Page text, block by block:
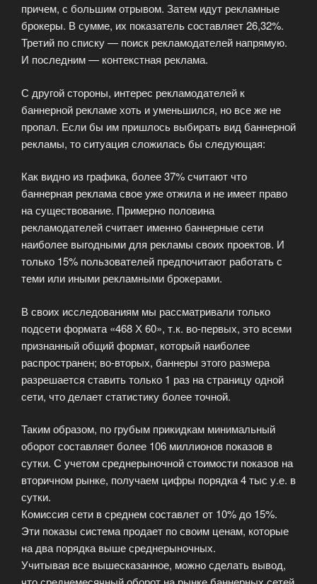
причем, с большим отрывом. Затем идут рекламные
брокеры. В сумме, их показатель составляет 26,32%.
Третий по списку — поиск рекламодателей напрямую.
И последним — контекстная реклама.
С другой стороны, интерес рекламодателей к
баннерной рекламе хоть и уменьшился, но все же не
пропал. Если бы им пришлось выбирать вид баннерной
рекламы, то ситуация сложилась бы следующая:
Как видно из графика, более 37% считают что
баннерная реклама свое уже отжила и не имеет право
на существование. Примерно половина
рекламодателей считает именно баннерные сети
наиболее выгодными для рекламы своих проектов. И
только 15% пользователей предпочитают работать с
теми или иными рекламными брокерами.
В своих исследованиям мы рассматривали только
подсети формата «468 Х 60», т.к. во-первых, это всеми
признанный общий формат, который наиболее
распространен; во-вторых, баннеры этого размера
разрешается ставить только 1 раз на страницу одной
сети, что делает статистику более точной.
Таким образом, по грубым прикидкам минимальный
оборот составляет более 106 миллионов показов в
сутки. С учетом среднерыночной стоимости показов на
вторичном рынке, получаем цифры порядка 4 тыс у.е. в
сутки.
Комиссия сети в среднем составлет от 10% до 15%.
Эти показы система продает по своим ценам, которые
на два порядка выше среднерыночных.
Учитывая все вышесказанное, можно сделать вывод,